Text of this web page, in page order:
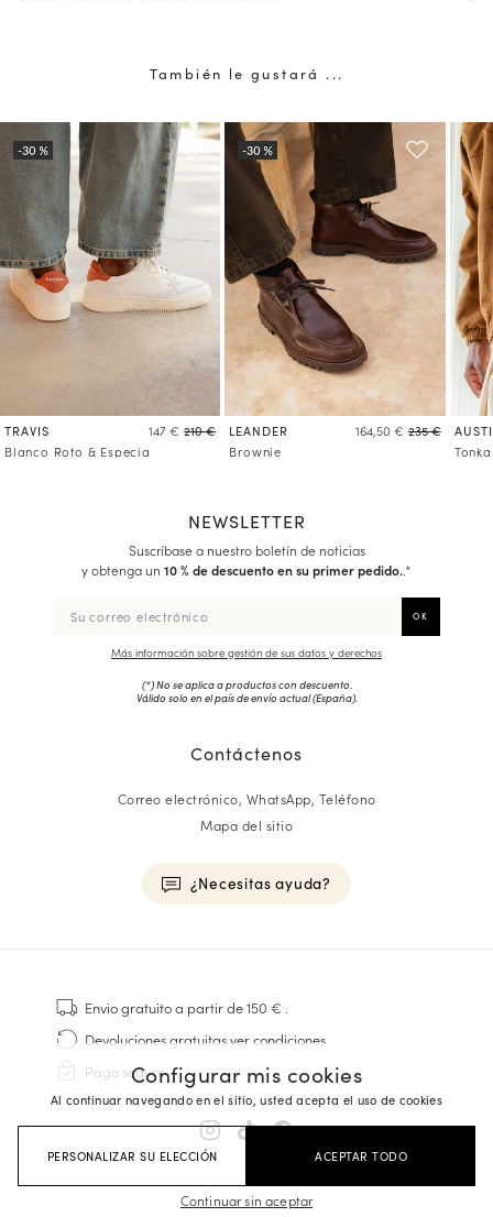
También le gustará ...
TRAVIS 147 € 210 €
Blanco Roto & Especia
LEANDER 164,50 € 235 €
Brownie
Tonka
Configurar mis cookies
Al continuar navegando en el sitio, usted acepta el uso de cookies
PERSONALIZAR SU ELECCIÓN ACEPTAR TODO
Continuar sin aceptar
NEWSLETTER
Suscríbase a nuestro boletín de noticias
y obtenga un 10 % de descuento en su primer pedido..*
Más información sobre gestión de sus datos y derechos
(*) No se aplica a productos con descuento.
Válido solo en el país de envío actual (España).
Contáctenos
Correo electrónico, WhatsApp, Teléfono
Mapa del sitio
¿Necesitas ayuda?
Zapatillas
Cosido Goodyear
Derbies y Richelieu
Zapatos Richelieu Hombre
Mocasines
Sandalias y Alpargatas
Maletines Business
Zapatillas Blancas Hombre
Envio gratuitoa partir de 150 € .
Devoluciones gratuitasver condiciones
Pago seguro